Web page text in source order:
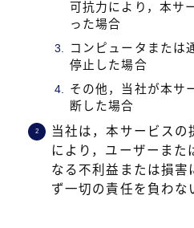
可抗力により，本サ
った場合
コンピュータまたは
停止した場合
その他，当社が本サ
断した場合
当社は，本サービス
により，ユーザーまた
なる不利益または損害
ず一切の責任を負わな